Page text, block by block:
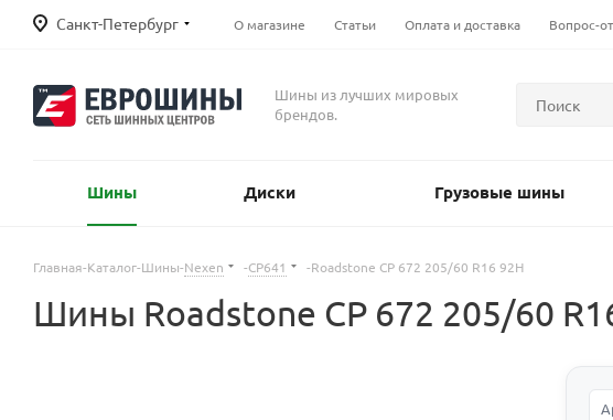
Санкт-Петербург О магазине Статьи Оплата и доставка Вопрос-
Шины из лучших мировых
брендов.
Шины Диски Грузовые шины
Главная-Каталог-Шины-Nexen -CP641 -Roadstone CP 672 205/60 R16 92H
Шины Roadstone CP 672 205/60